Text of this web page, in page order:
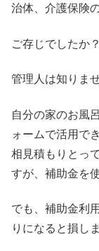
治体、介護保険
ご存じでしたか？
管理人は知りま
自分の家のお風
ォームで活用で
相見積もりとっ
すが、補助金を
でも、補助金利
りになると損しま